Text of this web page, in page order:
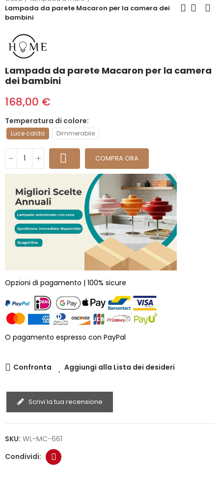
Lampada da parete Macaron per la camera dei
bambini
Lampada da parete Macaron per la camera
dei bambini
168,00 €
Temperatura di colore
Luce calda Dimmerabile
COMPRA ORA
Opzioni di pagamento | 100% sicure
O pagamento espresso con PayPal
Confronta Aggiungi alla Lista dei desideri
Scrivi la tua recensione
SKU: WL-MC-661